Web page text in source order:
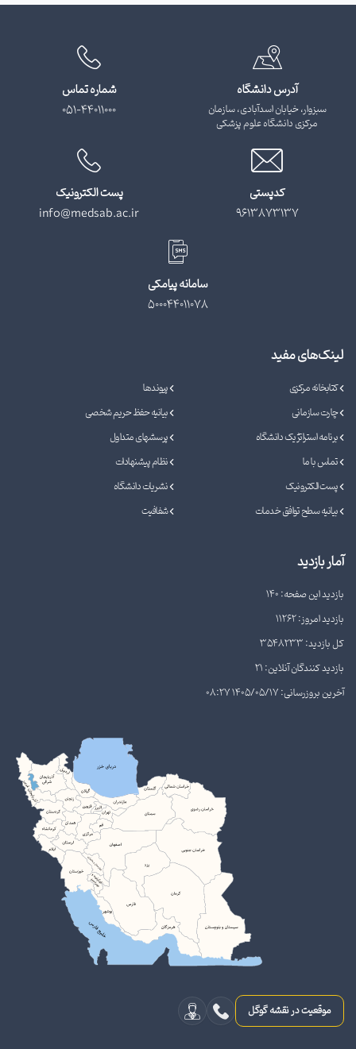
آدرس دانشگاه
سبزوار، خیابان اسدآبادی، سازمان
مرکزی دانشگاه علوم پزشکی
شماره تماس
051-44011000
کدپستی
9613873137
پست الکترونیک
info@medsab.ac.ir
سامانه پیامکی
500044011078
لینک‌های مفید
کتابخانه مرکزی
پیوندها
چارت سازمانی
بیانیه حفظ حریم شخصی
برنامه استراتژیک دانشگاه
پرسشهای متداول
تماس با ما
نظام پیشنهادات
پست الکترونیک
نشریات دانشگاه
بیانیه سطح توافق خدمات
شفافیت
آمار بازدید
بازدید این صفحه: 140
بازدید امروز: 11262
کل بازدید: 3548233
بازدید کنندگان آنلاین: 21
آخرین بروزرسانی: 1405/05/17 08:27
موقعیت در نقشه گوگل